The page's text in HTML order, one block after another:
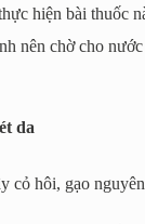
hiện bài thuốc
nên chờ cho
da
cỏ hôi, gạo